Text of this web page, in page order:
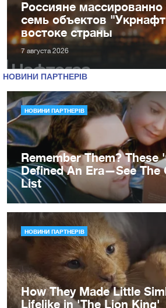
Россияне массированно
семь объектов
востоке страны
7 августа 2026